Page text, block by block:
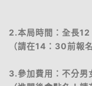
2.本局時間：全長
（請在14：30前報
3.參加費用：不分